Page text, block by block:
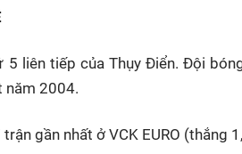
5 liên tiếp của Thụy Điển. Đội
năm 2004.
gần nhất ở VCK EURO (thắng